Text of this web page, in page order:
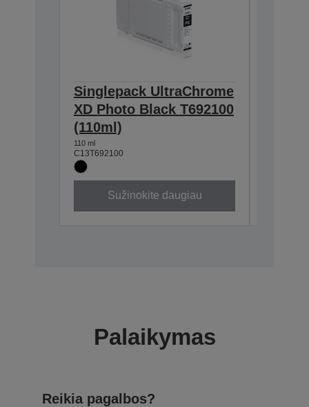
Singlepack UltraChrome
XD Photo Black T692100
(110ml)
110 ml
C13T692100
Sužinokite daugiau
Palaikymas
Reikia pagalbos?